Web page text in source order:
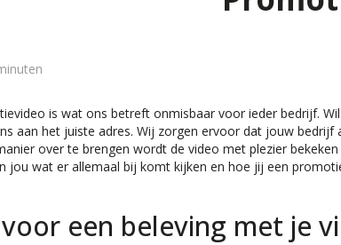
is wat ons betreft onmisbaar voor ieder bedrijf.
aan het juiste adres. Wij zorgen ervoor dat jouw
over te brengen wordt de video met plezier
jou wat er allemaal bij komt kijken en hoe jij een
een beleving met je